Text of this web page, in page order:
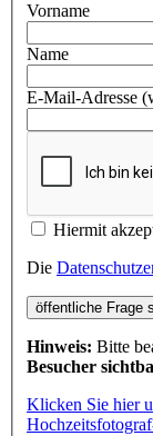
Vorname
Name
E-Mail-Adresse
Hiermit
Die
öffentliche Frage
Hinweis: Bitte
Besucher
Klicken Sie hier